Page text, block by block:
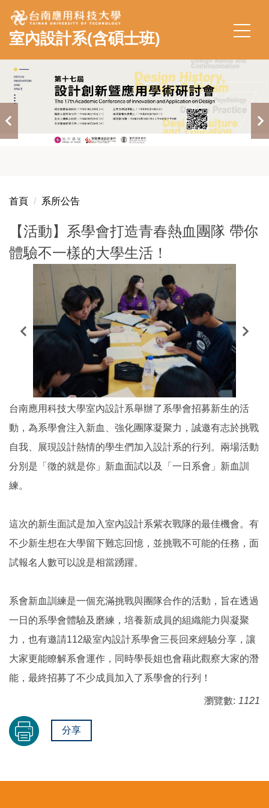
跳
到
主
內
容
區
室內設計系(含碩士班)
首頁 系所公告
【活動】系學會打造青春熱血團隊 帶你
體驗不一樣的大學生活！
台南應用科技大學室內設計系舉辦了系學會招募新生的活
動，為系學會注入新血、強化團隊凝聚力，誠邀有志於挑戰
自我、展現設計熱情的學生們加入設計系的行列。兩場活動
分別是「徵的就是你」新血面試以及「一日系會」新血訓
練。
這次的新生面試是加入室內設計系紫衣戰隊的最佳機會。有
不少新生想在大學留下難忘回憶，並挑戰不可能的任務，面
試報名人數可以說是相當踴躍。
系會新血訓練是一個充滿挑戰與團隊合作的活動，旨在透過
一日的系學會體驗及磨練，培養新成員的組織能力與凝聚
力，也有邀請112級室內設計系學會三長回來經驗分享，讓
大家更能瞭解系會運作，同時學長姐也會藉此觀察大家的潛
能，最終招募了不少成員加入了系學會的行列！
瀏覽數: 1121
分享